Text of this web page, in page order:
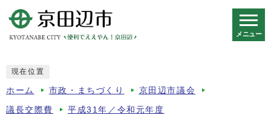
メニュー
現在位置
ホーム 市政・まちづくり 京田辺市議会
議長交際費 平成31年／令和元年度